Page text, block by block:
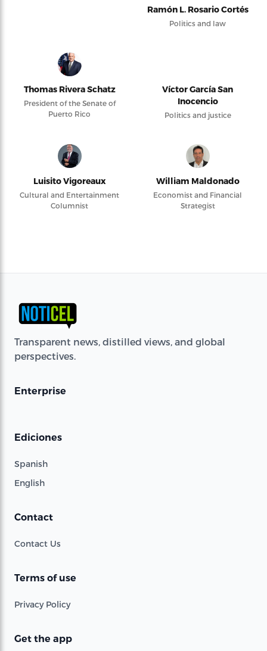
Ramón L. Rosario Cortés
Politics and law
Thomas Rivera Schatz
President of the Senate of
Puerto Rico
Víctor García San
Inocencio
Politics and justice
Luisito Vigoreaux
Cultural and Entertainment
Columnist
William Maldonado
Economist and Financial
Strategist
Transparent news, distilled views, and global
perspectives.
Enterprise
Ediciones
Spanish
English
Contact
Contact Us
Terms of use
Privacy Policy
Get the app